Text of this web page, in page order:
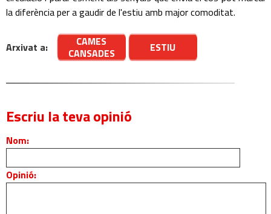
la diferència per a gaudir de l'estiu amb major comoditat.
Arxivat a:
CAMES
CANSADES
ESTIU
Escriu la teva opinió
Nom:
Opinió: